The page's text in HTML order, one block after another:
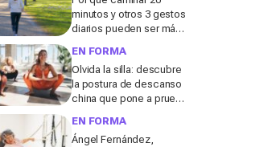
minutos y otros 3 gestos
diarios pueden ser más
los 50, según los
expertos
EN FORMA
Olvida la silla: descubre
la postura de descanso
china que pone a prueba
nadie logra dominar
EN FORMA
Ángel Fernández,